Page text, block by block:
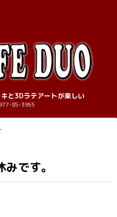
と3Dラテアートが楽しい
85-3955
です。